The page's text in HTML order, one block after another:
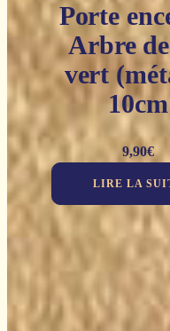
Porte
Arbre
vert
10cm
9,90€
LIRE LA